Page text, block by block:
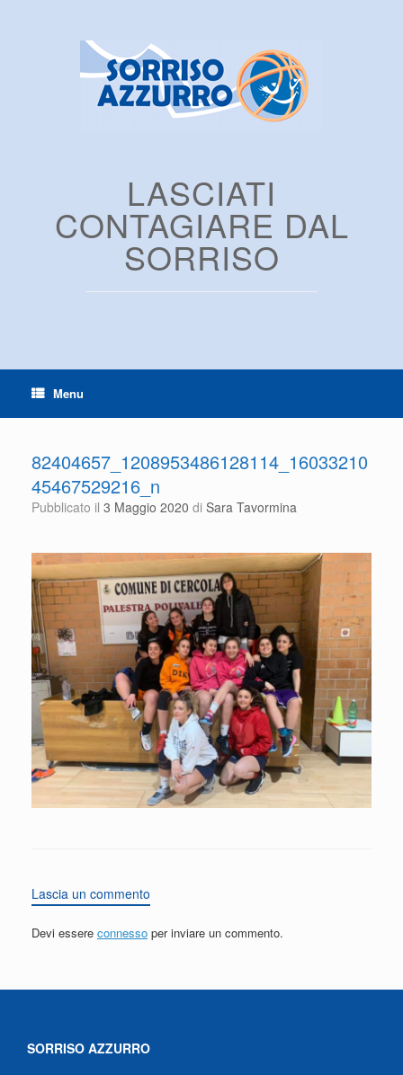
LASCIATI
CONTAGIARE DAL
SORRISO
Menu
82404657_1208953486128114_16033210
45467529216_n
Pubblicato il 3 Maggio 2020 di Sara Tavormina
Lascia un commento
Devi essere connesso per inviare un commento.
SORRISO AZZURRO